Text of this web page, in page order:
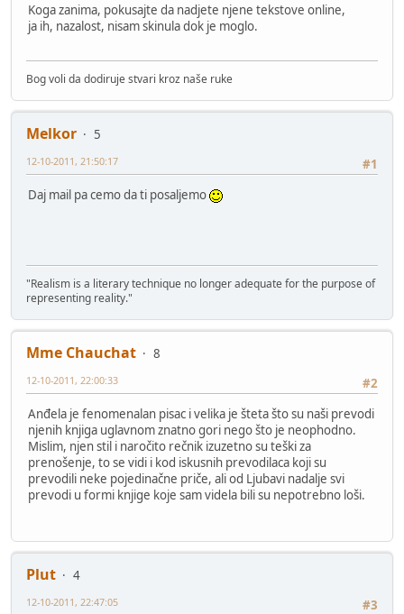
Koga zanima, pokusajte da nadjete njene tekstove online,
ja ih, nazalost, nisam skinula dok je moglo.
Bog voli da dodiruje stvari kroz naše ruke
Melkor
5
#1
12-10-2011, 21:50:17
Daj mail pa cemo da ti posaljemo
"Realism is a literary technique no longer adequate for the purpose of
representing reality."
Mme Chauchat
8
#2
12-10-2011, 22:00:33
Anđela je fenomenalan pisac i velika je šteta što su naši prevodi
njenih knjiga uglavnom znatno gori nego što je neophodno.
Mislim, njen stil i naročito rečnik izuzetno su teški za
prenošenje, to se vidi i kod iskusnih prevodilaca koji su
prevodili neke pojedinačne priče, ali od Ljubavi nadalje svi
prevodi u formi knjige koje sam videla bili su nepotrebno loši.
Plut
4
#3
12-10-2011, 22:47:05